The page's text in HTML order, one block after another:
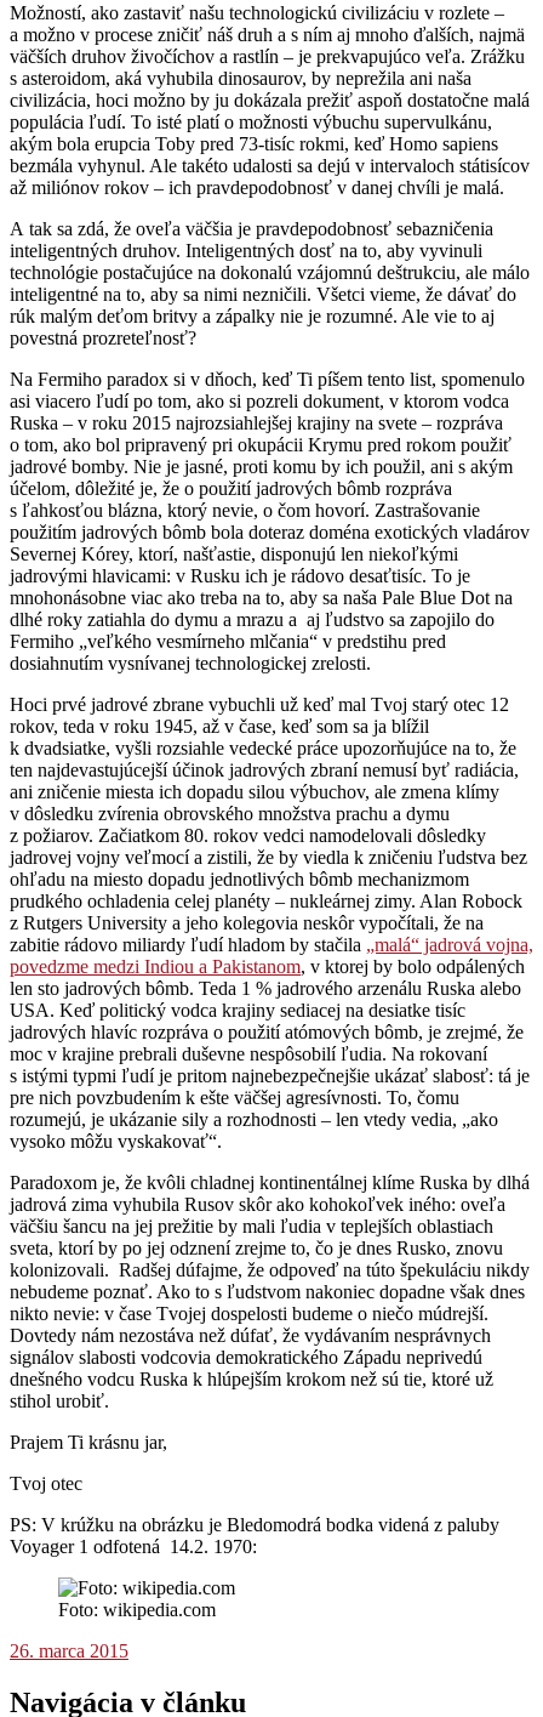
Možností, ako zastaviť našu technologickú civilizáciu v rozlete –
a možno v procese zničiť náš druh a s ním aj mnoho ďalších, najmä
väčších druhov živočíchov a rastlín – je prekvapujúco veľa. Zrážku
s asteroidom, aká vyhubila dinosaurov, by neprežila ani naša
civilizácia, hoci možno by ju dokázala prežiť aspoň dostatočne malá
populácia ľudí. To isté platí o možnosti výbuchu supervulkánu,
akým bola erupcia Toby pred 73-tisíc rokmi, keď Homo sapiens
bezmála vyhynul. Ale takéto udalosti sa dejú v intervaloch státisícov
až miliónov rokov – ich pravdepodobnosť v danej chvíli je malá.
A tak sa zdá, že oveľa väčšia je pravdepodobnosť sebazničenia
inteligentných druhov. Inteligentných dosť na to, aby vyvinuli
technológie postačujúce na dokonalú vzájomnú deštrukciu, ale málo
inteligentné na to, aby sa nimi nezničili. Všetci vieme, že dávať do
rúk malým deťom britvy a zápalky nie je rozumné. Ale vie to aj
povestná prozreteľnosť?
Na Fermiho paradox si v dňoch, keď Ti píšem tento list, spomenulo
asi viacero ľudí po tom, ako si pozreli dokument, v ktorom vodca
Ruska – v roku 2015 najrozsiahlejšej krajiny na svete – rozpráva
o tom, ako bol pripravený pri okupácii Krymu pred rokom použiť
jadrové bomby. Nie je jasné, proti komu by ich použil, ani s akým
účelom, dôležité je, že o použití jadrových bômb rozpráva
s ľahkosťou blázna, ktorý nevie, o čom hovorí. Zastrašovanie
použitím jadrových bômb bola doteraz doména exotických vladárov
Severnej Kórey, ktorí, našťastie, disponujú len niekoľkými
jadrovými hlavicami: v Rusku ich je rádovo desaťtisíc. To je
mnohonásobne viac ako treba na to, aby sa naša Pale Blue Dot na
dlhé roky zatiahla do dymu a mrazu a aj ľudstvo sa zapojilo do
Fermiho „veľkého vesmírneho mlčania“ v predstihu pred
dosiahnutím vysnívanej technologickej zrelosti.
Hoci prvé jadrové zbrane vybuchli už keď mal Tvoj starý otec 12
rokov, teda v roku 1945, až v čase, keď som sa ja blížil
k dvadsiatke, vyšli rozsiahle vedecké práce upozorňujúce na to, že
ten najdevastujúcejší účinok jadrových zbraní nemusí byť radiácia,
ani zničenie miesta ich dopadu silou výbuchov, ale zmena klímy
v dôsledku zvírenia obrovského množstva prachu a dymu
z požiarov. Začiatkom 80. rokov vedci namodelovali dôsledky
jadrovej vojny veľmocí a zistili, že by viedla k zničeniu ľudstva bez
ohľadu na miesto dopadu jednotlivých bômb mechanizmom
prudkého ochladenia celej planéty – nukleárnej zimy. Alan Robock
z Rutgers University a jeho kolegovia neskôr vypočítali, že na
zabitie rádovo miliardy ľudí hladom by stačila „malá“ jadrová vojna,
povedzme medzi Indiou a Pakistanom, v ktorej by bolo odpálených
len sto jadrových bômb. Teda 1 % jadrového arzenálu Ruska alebo
USA. Keď politický vodca krajiny sediacej na desiatke tisíc
jadrových hlavíc rozpráva o použití atómových bômb, je zrejmé, že
moc v krajine prebrali duševne nespôsobilí ľudia. Na rokovaní
s istými typmi ľudí je pritom najnebezpečnejšie ukázať slabosť: tá je
pre nich povzbudením k ešte väčšej agresívnosti. To, čomu
rozumejú, je ukázanie sily a rozhodnosti – len vtedy vedia, „ako
vysoko môžu vyskakovať“.
Paradoxom je, že kvôli chladnej kontinentálnej klíme Ruska by dlhá
jadrová zima vyhubila Rusov skôr ako kohokoľvek iného: oveľa
väčšiu šancu na jej prežitie by mali ľudia v teplejších oblastiach
sveta, ktorí by po jej odznení zrejme to, čo je dnes Rusko, znovu
kolonizovali. Radšej dúfajme, že odpoveď na túto špekuláciu nikdy
nebudeme poznať. Ako to s ľudstvom nakoniec dopadne však dnes
nikto nevie: v čase Tvojej dospelosti budeme o niečo múdrejší.
Dovtedy nám nezostáva než dúfať, že vydávaním nesprávnych
signálov slabosti vodcovia demokratického Západu neprivedú
dnešného vodcu Ruska k hlúpejším krokom než sú tie, ktoré už
stihol urobiť.
Prajem Ti krásnu jar,
Tvoj otec
PS: V krúžku na obrázku je Bledomodrá bodka videná z paluby
Voyager 1 odfotená 14.2. 1970:
Foto: wikipedia.com
26. marca 2015
Navigácia v článku